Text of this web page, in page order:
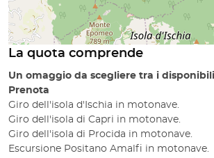
La quota comprende
Un omaggio da scegliere tra i
Prenota
Giro dell'isola d'Ischia in motonave.
Giro dell'isola di Capri in motonave.
Giro dell'isola di Procida in motonave.
Escursione Positano Amalfi in motonave.